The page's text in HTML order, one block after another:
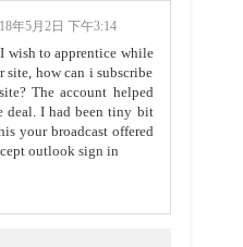
年5月2日 下午3:14
wish to apprentice while
site, how can i subscribe
The account helped
deal. I had been tiny bit
your broadcast offered
outlook sign in